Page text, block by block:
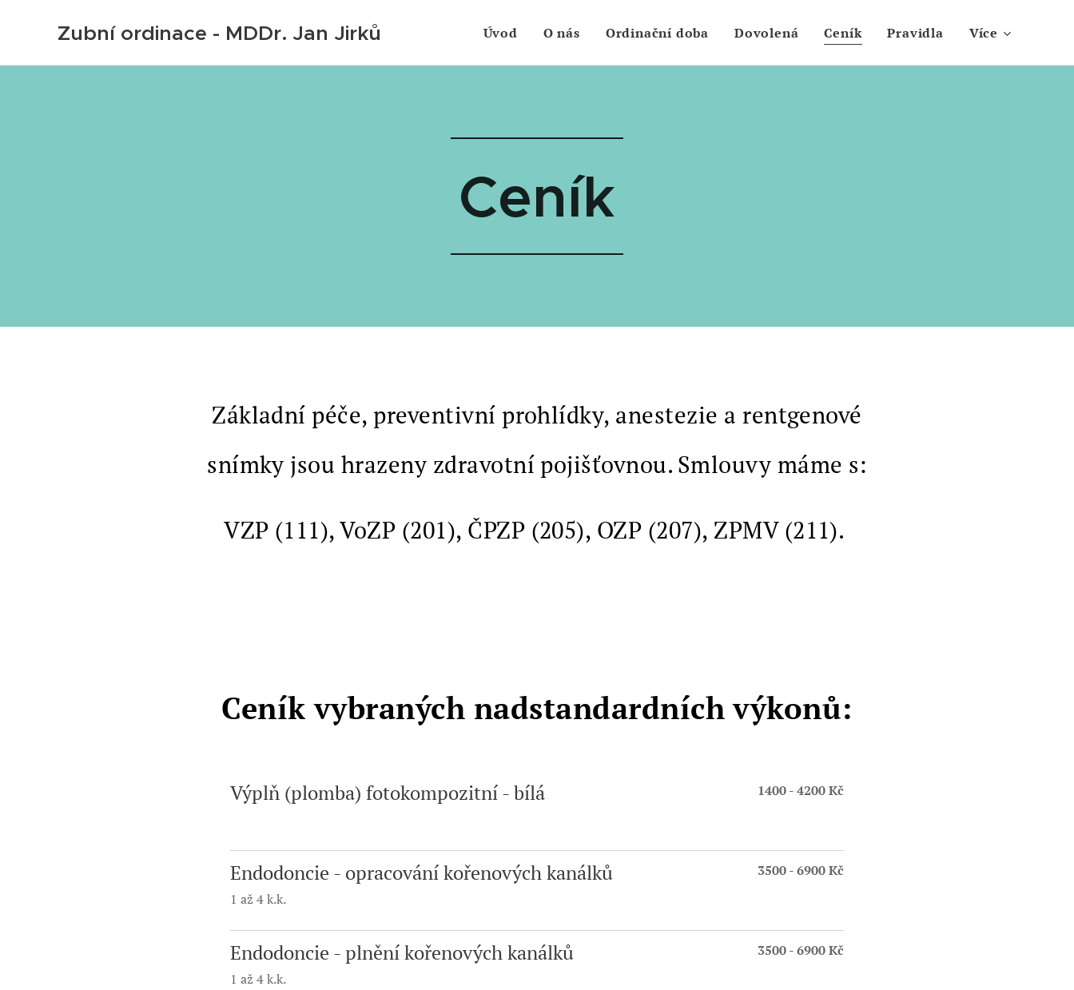
Zubní ordinace - MDDr. Jan Jirků Úvod O nás Ordinační doba Dovolená Ceník Pravidla Více
Ceník
Základní péče, preventivní prohlídky, anestezie a rentgenové
snímky jsou hrazeny zdravotní pojišťovnou. Smlouvy máme s:
VZP (111), VoZP (201), ČPZP (205), OZP (207), ZPMV (211).
Ceník vybraných nadstandardních výkonů:
Výplň (plomba) fotokompozitní - bílá 1400 - 4200 Kč
Endodoncie - opracování kořenových kanálků
1 až 4 k.k.
3500 - 6900 Kč
Endodoncie - plnění kořenových kanálků
1 až 4 k.k.
3500 - 6900 Kč